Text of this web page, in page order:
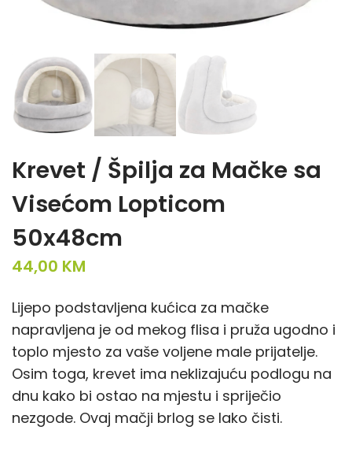
Krevet / Špilja za Mačke sa
Visećom Lopticom
50x48cm
44,00 KM
Lijepo podstavljena kućica za mačke
napravljena je od mekog flisa i pruža ugodno i
toplo mjesto za vaše voljene male prijatelje.
Osim toga, krevet ima neklizajuću podlogu na
dnu kako bi ostao na mjestu i spriječio
nezgode. Ovaj mačji brlog se lako čisti.